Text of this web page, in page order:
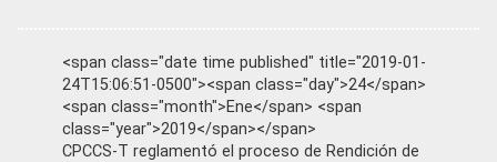
<span class="date time published" title="2019-01-
24T15:06:51-0500"><span class="day">24</span>
<span class="month">Ene</span> <span
class="year">2019</span></span>
CPCCS-T reglamentó el proceso de Rendición de